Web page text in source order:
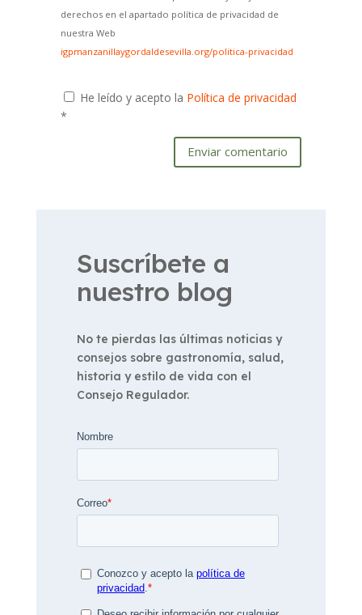
derechos en el apartado política de privacidad de
nuestra Web
igpmanzanillaygordaldesevilla.org/politica-privacidad
He leído y acepto la Política de privacidad
*
Enviar comentario
Suscríbete a
nuestro blog
No te pierdas las últimas noticias y
consejos sobre gastronomía, salud,
historia y estilo de vida con el
Consejo Regulador.